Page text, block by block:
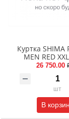
Куртка SHIMA
MEN RED
26 750.00
шт
В